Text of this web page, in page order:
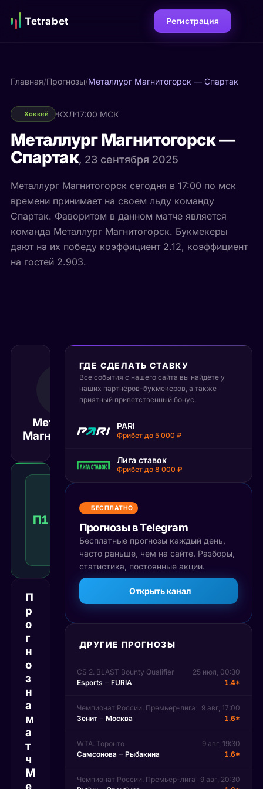
Tetrabet Регистрация
Главная/Прогнозы/Металлург Магнитогорск — Спартак
Хоккей КХЛ17:00 МСК
Металлург Магнитогорск —
Спартак, 23 сентября 2025
Металлург Магнитогорск сегодня в 17:00 по мск
времени принимает на своем льду команду
Спартак. Фаворитом в данном матче является
команда Металлург Магнитогорск. Букмекеры
дают на их победу коэффициент 2.12, коэффициент
на гостей 2.903.
Металлург
Магнитогорск
23 сентября
17:00
Матч завершён
П1 с ОТ
Победа
с
учетом
доп.
времени
Рекомендуемая
ставка
П
р
о
г
н
о
з
н
а
м
а
т
ч
М
ГДЕ СДЕЛАТЬ СТАВКУ
Все события с нашего сайта вы найдёте у
наших партнёров-букмекеров, а также
приятный приветственный бонус.
PARI
Фрибет до 5 000 ₽
Лига ставок
Фрибет до 8 000 ₽
БЕСПЛАТНО
Прогнозы в Telegram
Бесплатные прогнозы каждый день,
часто раньше, чем на сайте. Разборы,
статистика, постоянные акции.
Открыть канал
ДРУГИЕ ПРОГНОЗЫ
CS 2. BLAST Bounty Qualifier
25 июл, 00:30
Esports – FURIA 1.4*
Чемпионат России. Премьер-лига
9 авг, 17:00
Зенит – Москва 1.6*
WTA. Торонто
9 авг, 19:30
Самсонова – Рыбакина 1.6*
Чемпионат России. Премьер-лига
9 авг, 20:30